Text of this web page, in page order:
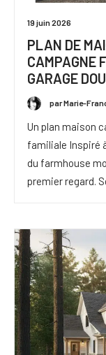
19 juin 2026
PLAN DE
CAMPAGNE
GARAGE
par Marie-
Un plan maison
familiale Inspiré
du farmhouse
premier regard.